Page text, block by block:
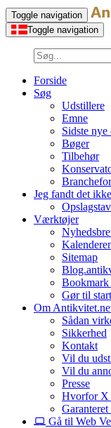
Toggle navigation
Toggle navigation
Forside
Søg
Udstillere
Emne
Sidste nye
Bøger
Tilbehør
Jeg fandt det ikke
Værktøjer
Sitemap
Bookmark
Gør til
Om
Sådan
Sikkerhed
Kontakt
Vil du
Vil du
Presse
Hvorfor X
Garanteret
Gå til Web